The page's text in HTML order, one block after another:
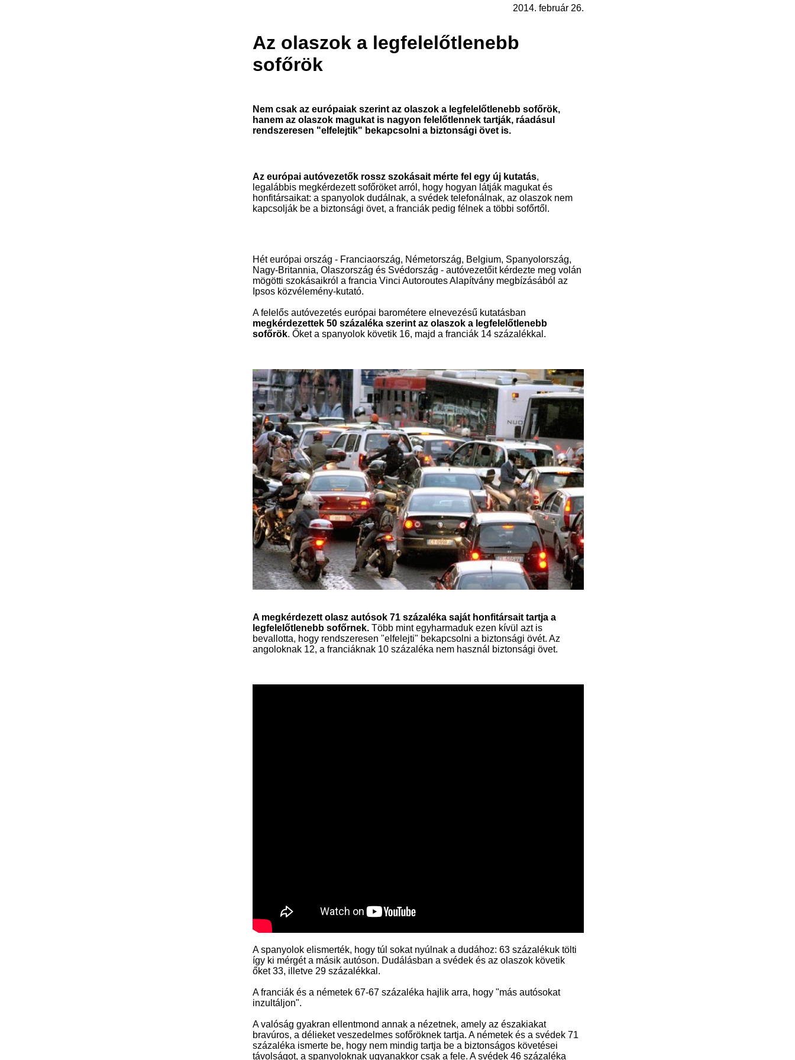
2014. február 26.
Az olaszok a legfelelőtlenebb
sofőrök
Nem csak az európaiak szerint az olaszok a legfelelőtlenebb sofőrök,
hanem az olaszok magukat is nagyon felelőtlennek tartják, ráadásul
rendszeresen "elfelejtik" bekapcsolni a biztonsági övet is.
Az európai autóvezetők rossz szokásait mérte fel egy új kutatás,
legalábbis megkérdezett sofőröket arról, hogy hogyan látják magukat és
honfitársaikat: a spanyolok dudálnak, a svédek telefonálnak, az olaszok nem
kapcsolják be a biztonsági övet, a franciák pedig félnek a többi sofőrtől.
Hét európai ország - Franciaország, Németország, Belgium, Spanyolország,
Nagy-Britannia, Olaszország és Svédország - autóvezetőit kérdezte meg volán
mögötti szokásaikról a francia Vinci Autoroutes Alapítvány megbízásából az
Ipsos közvélemény-kutató.
A felelős autóvezetés európai barométere elnevezésű kutatásban
megkérdezettek 50 százaléka szerint az olaszok a legfelelőtlenebb
sofőrök. Őket a spanyolok követik 16, majd a franciák 14 százalékkal.
A megkérdezett olasz autósok 71 százaléka saját honfitársait tartja a
legfelelőtlenebb sofőrnek. Több mint egyharmaduk ezen kívül azt is
bevallotta, hogy rendszeresen "elfelejti" bekapcsolni a biztonsági övét. Az
angoloknak 12, a franciáknak 10 százaléka nem használ biztonsági övet.
A spanyolok elismerték, hogy túl sokat nyúlnak a dudához: 63 százalékuk tölti
így ki mérgét a másik autóson. Dudálásban a svédek és az olaszok követik
őket 33, illetve 29 százalékkal.
A franciák és a németek 67-67 százaléka hajlik arra, hogy "más autósokat
inzultáljon".
A valóság gyakran ellentmond annak a nézetnek, amely az északiakat
bravúros, a délieket veszedelmes sofőröknek tartja. A németek és a svédek 71
százaléka ismerte be, hogy nem mindig tartja be a biztonságos követései
távolságot, a spanyoloknak ugyanakkor csak a fele. A svédek 46 százaléka